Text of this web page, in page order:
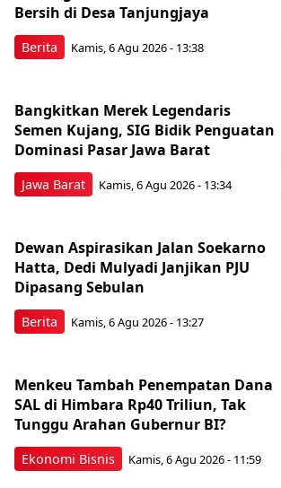
Berita
Bersih di Desa Tanjungjaya
Kamis, 6 Agu 2026 - 13:38
Jawa Barat
Bangkitkan Merek Legendaris
Semen Kujang, SIG Bidik Penguatan
Dominasi Pasar Jawa Barat
Kamis, 6 Agu 2026 - 13:34
Berita
Dewan Aspirasikan Jalan Soekarno
Hatta, Dedi Mulyadi Janjikan PJU
Dipasang Sebulan
Kamis, 6 Agu 2026 - 13:27
Ekonomi Bisnis
Menkeu Tambah Penempatan Dana
SAL di Himbara Rp40 Triliun, Tak
Tunggu Arahan Gubernur BI?
Kamis, 6 Agu 2026 - 11:59